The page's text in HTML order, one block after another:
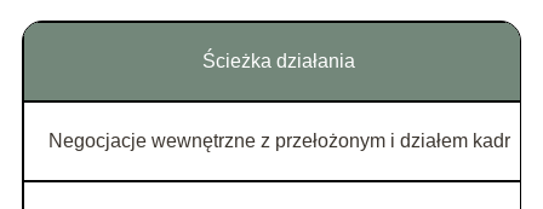
Ścieżka działania
Negocjacje wewnętrzne z przełożonym i działem kadr